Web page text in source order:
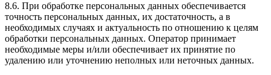
8.6. При обработке персональных данных обеспечивается
точность персональных данных, их достаточность, а в
необходимых случаях и актуальность по отношению к целям
обработки персональных данных. Оператор принимает
необходимые меры и/или обеспечивает их принятие по
удалению или уточнению неполных или неточных данных.